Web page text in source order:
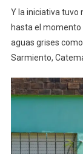
Y la iniciativa tuvo
hasta el momento
aguas grises
Sarmiento,